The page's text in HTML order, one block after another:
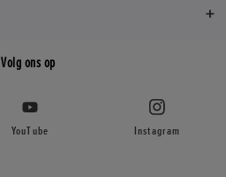
Volg ons op
YouTube Instagram